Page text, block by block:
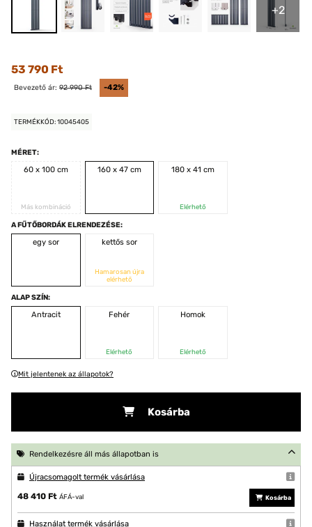
+2
53 790 Ft
Bevezető ár: 92 990 Ft -42%
TERMÉKKÓD: 10045405
MÉRET:
60 x 100 cm
Más kombináció
160 x 47 cm 180 x 41 cm
Elérhető
A FŰTŐBORDÁK ELRENDEZÉSE:
egy sor
kettős sor
Hamarosan újra
elérhető
ALAP SZÍN:
Antracit
Fehér
Elérhető
Homok
Elérhető
Mit jelentenek az állapotok?
Kosárba
Rendelkezésre áll más állapotban is
Újracsomagolt termék vásárlása
48 410 Ft ÁFÁ-val Kosárba
Használat termék vásárlása